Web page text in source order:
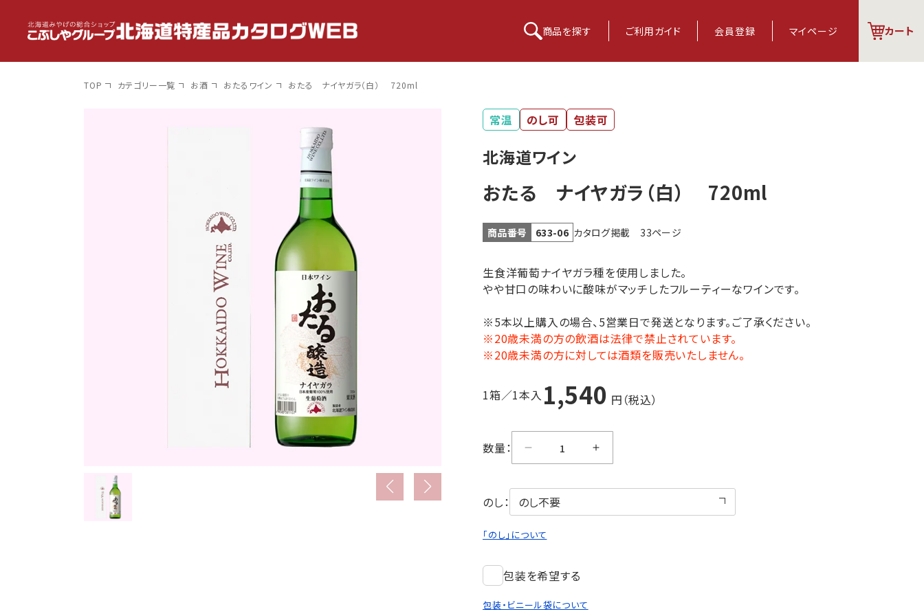
ツに進
む
商品を探す ご利用ガイド 会員登録 マイページ カート
TOP カテゴリー一覧 お酒 おたるワイン おたる ナイヤガラ（白） 720ml
常温 のし可 包装可
北海道ワイン
おたる ナイヤガラ（白） 720ml
商品番号 633-06 カタログ掲載 33ページ
生食洋葡萄ナイヤガラ種を使用しました。
やや甘口の味わいに酸味がマッチしたフルーティーなワインです。
※5本以上購入の場合、5営業日で発送となります。ご了承ください。
※20歳未満の方の飲酒は法律で禁止されています。
※20歳未満の方に対しては酒類を販売いたしません。
1箱／1本入 1,540 円（税込）
数量：
のし：
「のし」について
包装を希望する
包装・ビニール袋について